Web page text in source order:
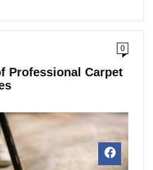
0
Professional Carpet